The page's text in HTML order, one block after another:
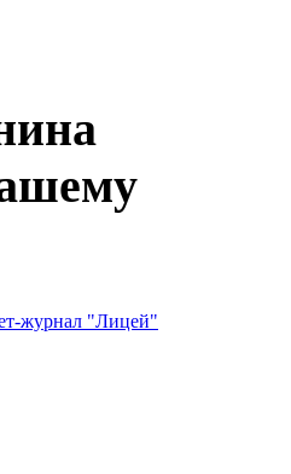
журнал "Лицей"